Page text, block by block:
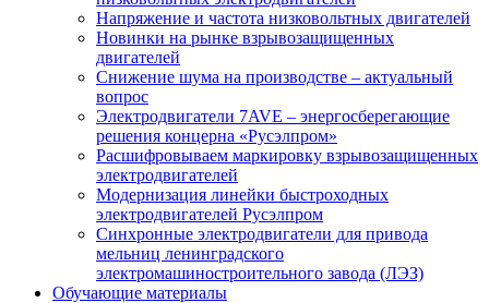
Напряжение и частота низковольтных двигателей
Новинки на рынке взрывозащищенных
двигателей
Снижение шума на производстве – актуальный
вопрос
Электродвигатели 7AVE – энергосберегающие
решения концерна «Русэлпром»
Расшифровываем маркировку взрывозащищенных
электродвигателей
Модернизация линейки быстроходных
электродвигателей Русэлпром
Синхронные электродвигатели для привода
мельниц ленинградского
электромашиностроительного завода (ЛЭЗ)
Обучающие материалы